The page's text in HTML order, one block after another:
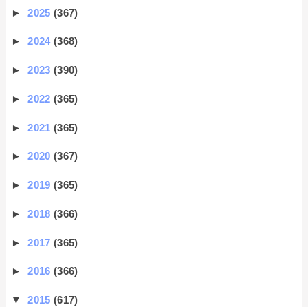
►2025(367)
►2024(368)
►2023(390)
►2022(365)
►2021(365)
►2020(367)
►2019(365)
►2018(366)
►2017(365)
►2016(366)
▼2015(617)